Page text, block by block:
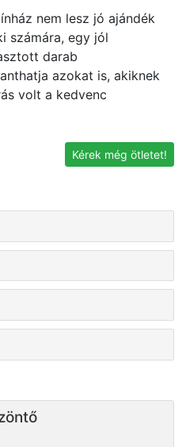
nem lesz jó ajándék
számára, egy jól
darab
azokat is, akiknek
volt a kedvenc
Kérek még ötletet!